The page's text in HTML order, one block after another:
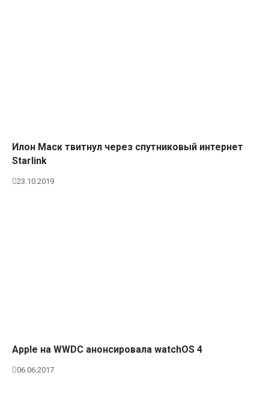
Илон Маск твитнул через спутниковый интернет
Starlink
23.10.2019
Apple на WWDC анонсировала watchOS 4
06.06.2017